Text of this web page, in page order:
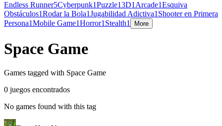
Endless Runner5Cyberpunk1Puzzle13D1Arcade1Esquiva
Obstáculos1Rodar la Bola1Jugabilidad Adictiva1Shooter en Primera
Persona1Mobile Game1Horror1Stealth1 More
Space Game
Games tagged with Space Game
0 juegos encontrados
No games found with this tag